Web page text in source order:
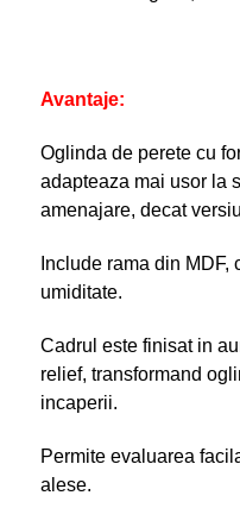
Avantaje:
Oglinda de perete cu
adapteaza mai usor la
amenajare, decat
Include rama din MDF,
umiditate.
Cadrul este finisat in
relief, transformand
incaperii.
Permite evaluarea
alese.